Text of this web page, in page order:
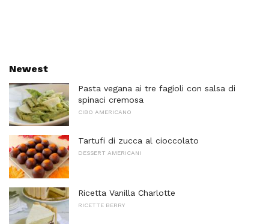
Newest
Pasta vegana ai tre fagioli con salsa di
spinaci cremosa
CIBO AMERICANO
Tartufi di zucca al cioccolato
DESSERT AMERICANI
Ricetta Vanilla Charlotte
RICETTE BERRY